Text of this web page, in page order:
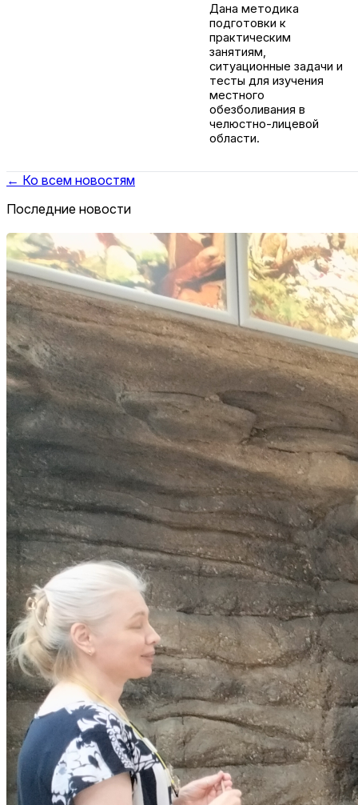
Дана методика
подготовки к
практическим
занятиям,
ситуационные задачи и
тесты для изучения
местного
обезболивания в
челюстно-лицевой
области.
← Ко всем новостям
Последние новости